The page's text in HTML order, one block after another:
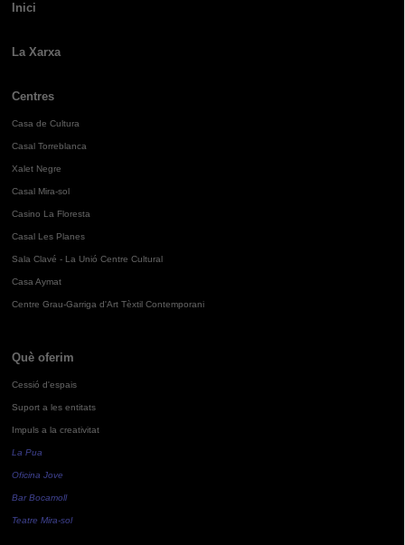
Inici
La Xarxa
Centres
Casa de Cultura
Casal Torreblanca
Xalet Negre
Casal Mira-sol
Casino La Floresta
Casal Les Planes
Sala Clavé - La Unió Centre Cultural
Casa Aymat
Centre Grau-Garriga d'Art Tèxtil Contemporani
Què oferim
Cessió d'espais
Suport a les entitats
Impuls a la creativitat
La Pua
Oficina Jove
Bar Bocamoll
Teatre Mira-sol